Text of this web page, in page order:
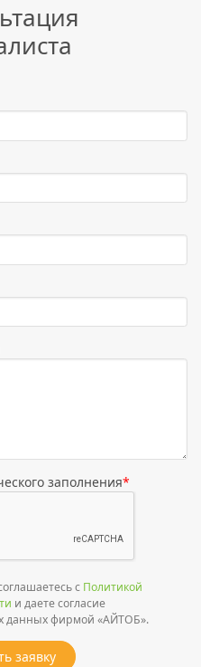
заполнения*
с Политикой
и даете согласие
данных фирмой «АЙТОБ».
заявку